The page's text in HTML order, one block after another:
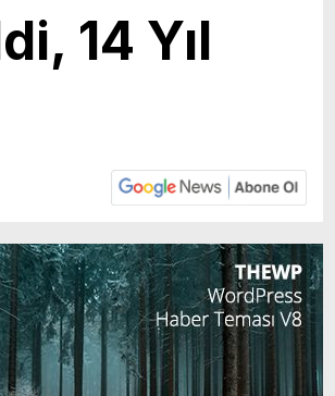
14 Yıl